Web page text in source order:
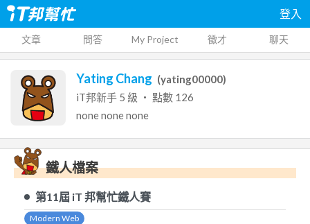
登入
文章 問答 My Project 徵才 聊天
Yating Chang (yating00000)
iT邦新手 5 級 ‧ 點數 126
nonenonenone
鐵人檔案
第11屆 iT 邦幫忙鐵人賽
Modern Web